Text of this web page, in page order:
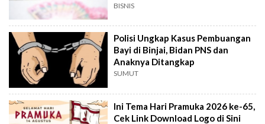
BISNIS
Polisi Ungkap Kasus Pembuangan
Bayi di Binjai, Bidan PNS dan
Anaknya Ditangkap
SUMUT
Ini Tema Hari Pramuka 2026 ke-65,
Cek Link Download Logo di Sini